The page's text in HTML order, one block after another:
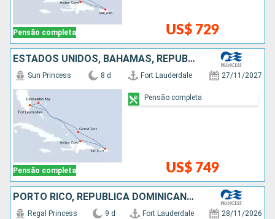
Pensão completa US$ 729
ESTADOS UNIDOS, BAHAMAS, REPUBLICA DOMINICANA, PORTO RICO
Pensão completa
Sun Princess 8 d Fort Lauderdale 27/11/2027
US$ 749
Pensão completa
PORTO RICO, REPUBLICA DOMINICANA, ESTADOS UNIDOS
Regal Princess 9 d Fort Lauderdale 28/11/2026